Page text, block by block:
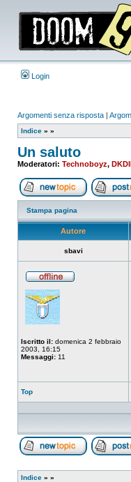
Login
Argomenti senza risposta |
Indice » »
Un saluto
Moderatori: Technoboyz,
Apri un
Stampa pagina
Autore
sbavi
Iscritto il: domenica 2 febbraio
2003, 16:15
Messaggi: 11
Top
Indice » »